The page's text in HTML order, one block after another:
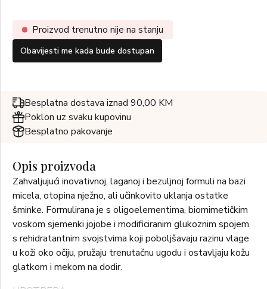
Proizvod trenutno nije na stanju
Obavijesti me kada bude dostupan
Besplatna dostava iznad 90,00 KM
Poklon uz svaku kupovinu
Besplatno pakovanje
Opis proizvoda
Zahvaljujući inovativnoj, laganoj i bezuljnoj formuli na bazi
micela, otopina nježno, ali učinkovito uklanja ostatke
šminke. Formulirana je s oligoelementima, biomimetičkim
voskom sjemenki jojobe i modificiranim glukoznim spojem
s rehidratantnim svojstvima koji poboljšavaju razinu vlage
u koži oko očiju, pružaju trenutačnu ugodu i ostavljaju kožu
glatkom i mekom na dodir.